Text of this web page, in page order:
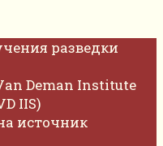
разведки
Deman Institute
IIS)
источник